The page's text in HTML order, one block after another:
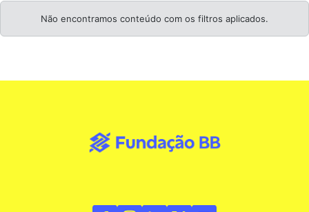
Não encontramos conteúdo com os filtros aplicados.